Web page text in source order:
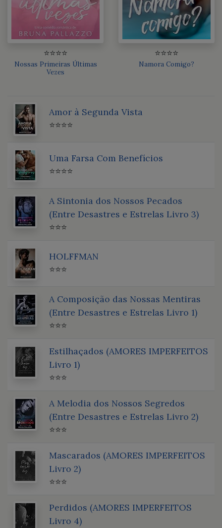
⭐⭐⭐⭐
Nossas Primeiras Últimas
Vezes
⭐⭐⭐⭐
Namora Comigo?
Amor à Segunda Vista
⭐⭐⭐⭐
Uma Farsa Com Benefícios
⭐⭐⭐⭐
A Sintonia dos Nossos Pecados
(Entre Desastres e Estrelas Livro 3)
⭐⭐⭐
HOLFFMAN
⭐⭐⭐
A Composição das Nossas Mentiras
(Entre Desastres e Estrelas Livro 1)
⭐⭐⭐
Estilhaçados (AMORES IMPERFEITOS
Livro 1)
⭐⭐⭐
A Melodia dos Nossos Segredos
(Entre Desastres e Estrelas Livro 2)
⭐⭐⭐
Mascarados (AMORES IMPERFEITOS
Livro 2)
⭐⭐⭐
Perdidos (AMORES IMPERFEITOS
Livro 4)